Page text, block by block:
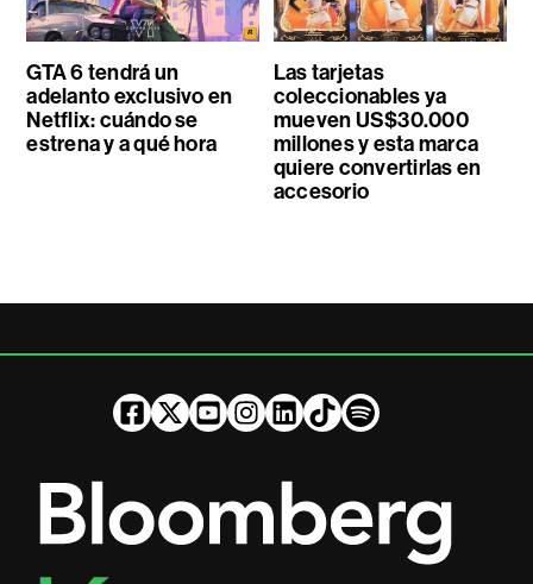
GTA 6 tendrá un
adelanto exclusivo en
Netflix: cuándo se
estrena y a qué hora
Las tarjetas
coleccionables ya
mueven US$30.000
millones y esta marca
quiere convertirlas en
accesorio